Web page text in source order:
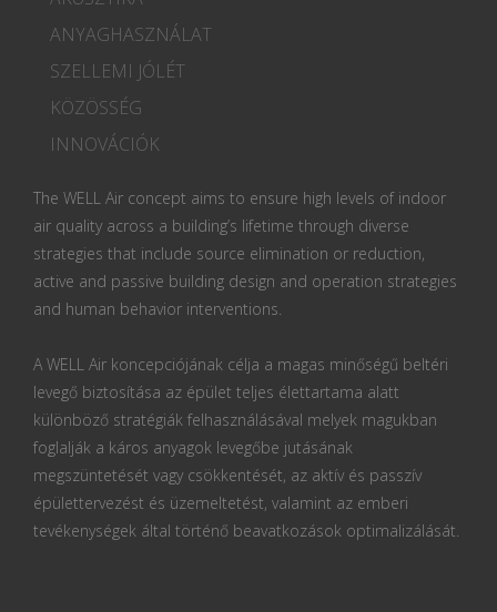
ANYAGHASZNÁLAT
SZELLEMI JÓLÉT
KÖZÖSSÉG
INNOVÁCIÓK
The WELL Air concept aims to ensure high levels of indoor
air quality across a building’s lifetime through diverse
strategies that include source elimination or reduction,
active and passive building design and operation strategies
and human behavior interventions.
A WELL Air koncepciójának célja a magas minőségű beltéri
levegő biztosítása az épület teljes élettartama alatt
különböző stratégiák felhasználásával melyek magukban
foglalják a káros anyagok levegőbe jutásának
megszüntetését vagy csökkentését, az aktív és passzív
épülettervezést és üzemeltetést, valamint az emberi
tevékenységek által történő beavatkozások optimalizálását.